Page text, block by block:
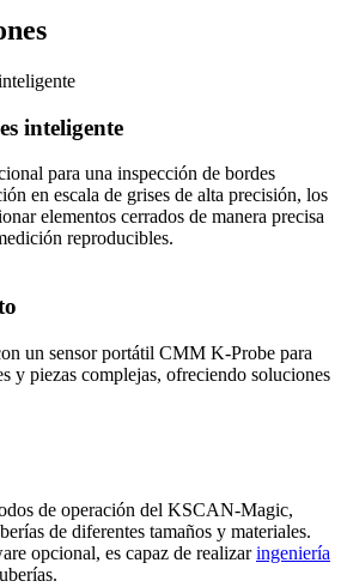
inteligente
para una inspección de bordes
en escala de grises de alta precisión, los
elementos cerrados de manera precisa
reproducibles.
un sensor portátil CMM K-Probe para
y piezas complejas, ofreciendo soluciones
de operación del KSCAN-Magic,
de diferentes tamaños y materiales.
opcional, es capaz de realizaringeniería